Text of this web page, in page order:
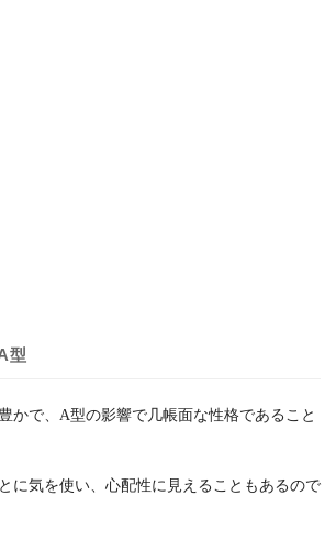
型
かで、A型の影響で几帳面な性格であること
に気を使い、心配性に見えることもあるので